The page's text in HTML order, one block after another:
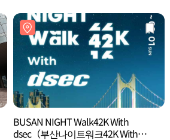
BUSAN NIGHT Walk42K With
dsec（부산나이트워크42K With